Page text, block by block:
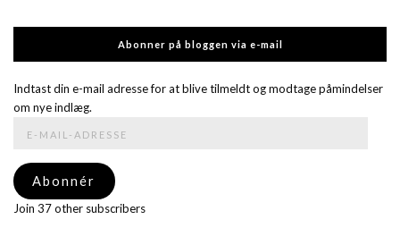
Abonner på bloggen via e-mail
Indtast din e-mail adresse for at blive tilmeldt og modtage påmindelser
om nye indlæg.
adresse
Abonnér
Join 37 other subscribers